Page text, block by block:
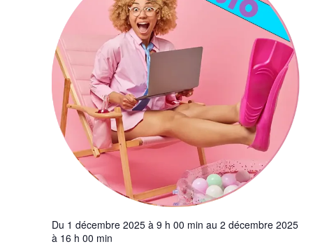
Du 1 décembre 2025 à 9 h 00 min au 2 décembre 2025
à 16 h 00 min